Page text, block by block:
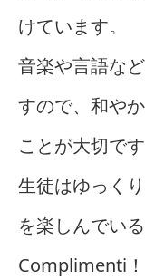
けています。
音楽や言語な
すので、和や
ことが大切です
生徒はゆっく
を楽しんでい
Complimenti！